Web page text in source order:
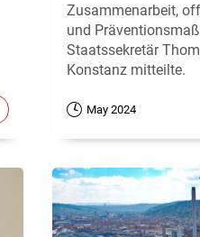
Zusammenarbeit,
und
Staatssekretär
Konstanz mitteilte.
May 2024